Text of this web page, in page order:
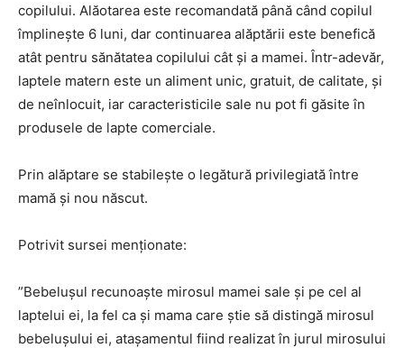
copilului. Alăotarea este recomandată până când copilul
împlinește 6 luni, dar continuarea alăptării este benefică
atât pentru sănătatea copilului cât și a mamei. Într-adevăr,
laptele matern este un aliment unic, gratuit, de calitate, și
de neînlocuit, iar caracteristicile sale nu pot fi găsite în
produsele de lapte comerciale.
Prin alăptare se stabilește o legătură privilegiată între
mamă și nou născut.
Potrivit sursei menționate:
”Bebelușul recunoaște mirosul mamei sale și pe cel al
laptelui ei, la fel ca și mama care știe să distingă mirosul
bebelușului ei, atașamentul fiind realizat în jurul mirosului